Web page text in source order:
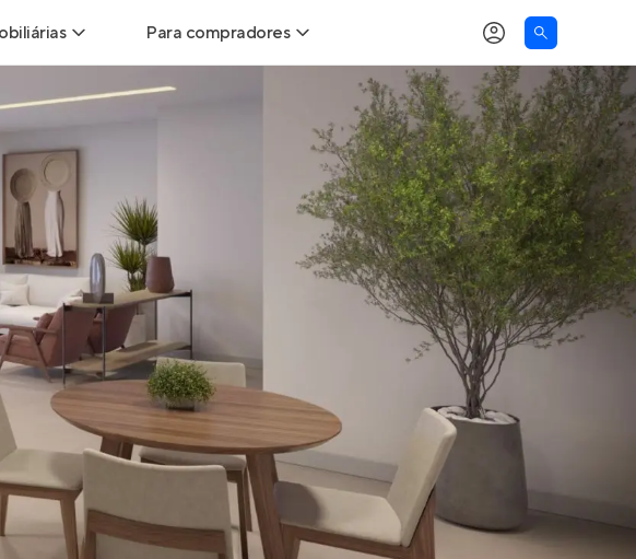
para Imobiliárias
de imobiliárias
imóveis
Para compradores
Buscar um imóvel novo
Calcule seu Poder de Compra
Comprar x Alugar
Correção do INCC
Simulador de Financiamento
Encontre um corretor